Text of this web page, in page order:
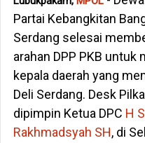
Partai Kebangkitan
Serdang selesai
arahan DPP PKB
kepala daerah yang
Deli Serdang. Desk
dipimpin Ketua DPC H
Rakhmadsyah SH, di